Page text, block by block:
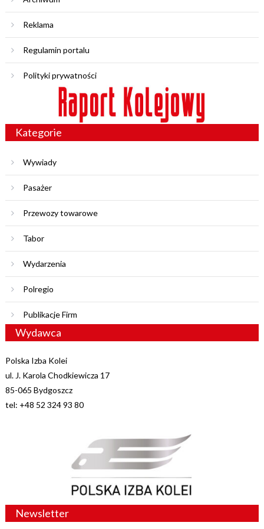
Reklama
Regulamin portalu
Polityki prywatności
Kategorie
Wywiady
Pasażer
Przewozy towarowe
Tabor
Wydarzenia
Polregio
Publikacje Firm
Wydawca
Polska Izba Kolei
ul. J. Karola Chodkiewicza 17
85-065 Bydgoszcz
tel: +48 52 324 93 80
Newsletter